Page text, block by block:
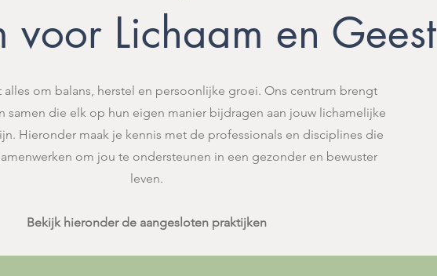
voor Lichaam en Geest
alles om balans, herstel en persoonlijke groei. Ons centrum brengt
samen die elk op hun eigen manier bijdragen aan jouw lichamelijke
Hieronder maak je kennis met de professionals en disciplines die
om jou te ondersteunen in een gezonder en bewuster
leven.
Bekijk hieronder de aangesloten praktijken